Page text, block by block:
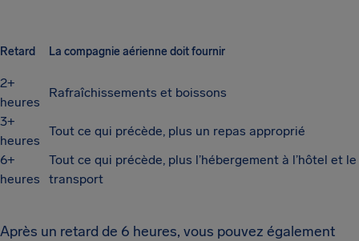
Retard La compagnie aérienne doit fournir
2+
heures
Rafraîchissements et boissons
3+
heures
Tout ce qui précède, plus un repas approprié
6+
heures
Tout ce qui précède, plus l’hébergement à l’hôtel et le
transport
Après un retard de 6 heures, vous pouvez également